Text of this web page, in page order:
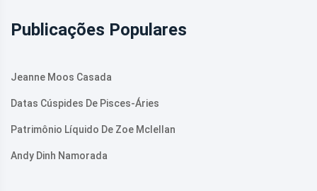
Publicações Populares
Jeanne Moos Casada
Datas Cúspides De Pisces-Áries
Patrimônio Líquido De Zoe Mclellan
Andy Dinh Namorada